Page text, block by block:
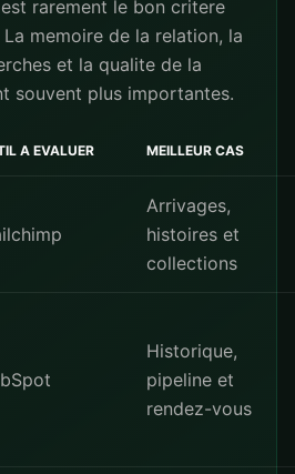
rarement le bon critere
memoire de la relation, la
et la qualite de la
souvent plus importantes.
A EVALUER MEILLEUR CAS
Arrivages,
histoires et
collections
Historique,
pipeline et
rendez-vous